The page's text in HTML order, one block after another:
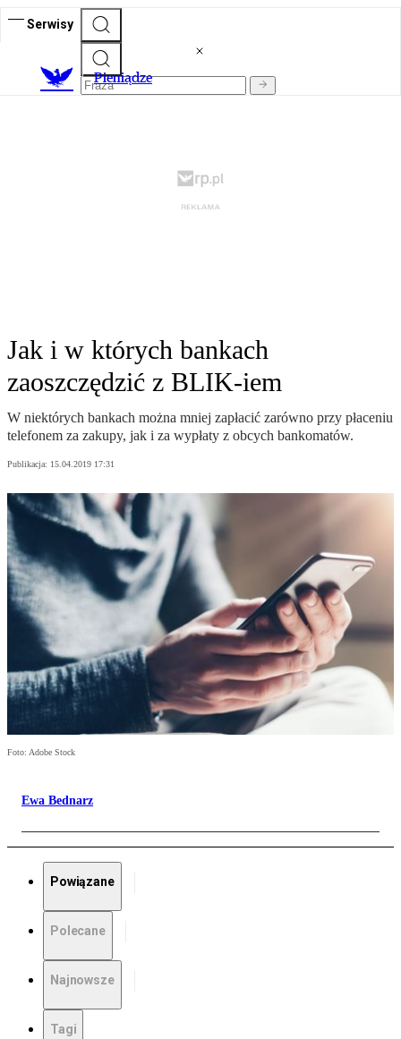
Serwisy
Pieniądze
Jak i w których bankach
zaoszczędzić z BLIK-iem
W niektórych bankach można mniej zapłacić zarówno przy płaceniu
telefonem za zakupy, jak i za wypłaty z obcych bankomatów.
Publikacja: 15.04.2019 17:31
Foto: Adobe Stock
Ewa Bednarz
Powiązane
Polecane
Najnowsze
Tagi